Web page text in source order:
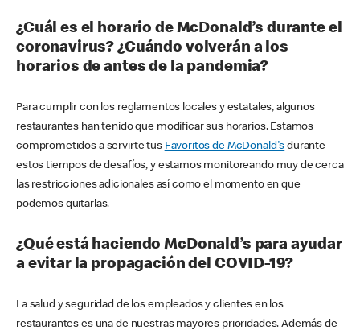
¿Cuál es el horario de McDonald’s durante el
coronavirus? ¿Cuándo volverán a los
horarios de antes de la pandemia?
Para cumplir con los reglamentos locales y estatales, algunos
restaurantes han tenido que modificar sus horarios. Estamos
comprometidos a servirte tus Favoritos de McDonald's durante
estos tiempos de desafíos, y estamos monitoreando muy de cerca
las restricciones adicionales así como el momento en que
podemos quitarlas.
¿Qué está haciendo McDonald’s para ayudar
a evitar la propagación del COVID-19?
La salud y seguridad de los empleados y clientes en los
restaurantes es una de nuestras mayores prioridades. Además de